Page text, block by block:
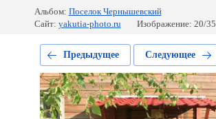
Альбом: Поселок Чернышевский
Сайт: yakutia-photo.ru Изображение: 20/35
Предыдущее Следующее